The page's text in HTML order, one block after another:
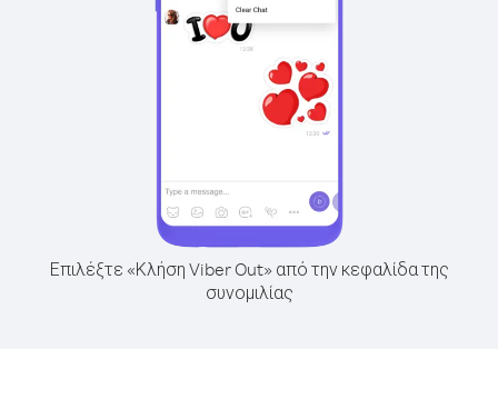
Επιλέξτε «Κλήση Viber Out» από την κεφαλίδα της
συνομιλίας